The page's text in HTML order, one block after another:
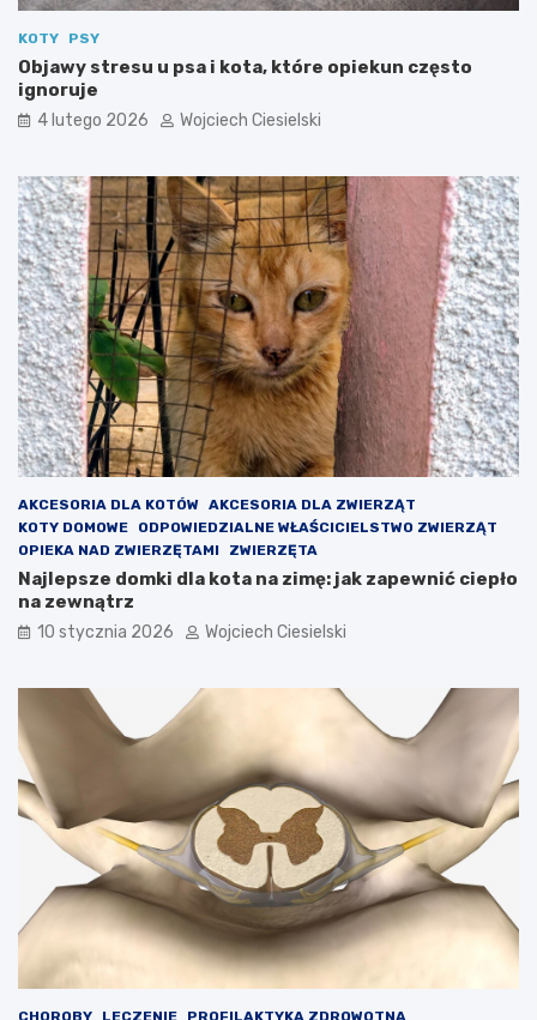
KOTY PSY
Objawy stresu u psa i kota, które opiekun często
ignoruje
4 lutego 2026 Wojciech Ciesielski
AKCESORIA DLA KOTÓW AKCESORIA DLA ZWIERZĄT
KOTY DOMOWE
ODPOWIEDZIALNE WŁAŚCICIELSTWO ZWIERZĄT
OPIEKA NAD ZWIERZĘTAMI
ZWIERZĘTA
Najlepsze domki dla kota na zimę: jak zapewnić ciepło
na zewnątrz
10 stycznia 2026 Wojciech Ciesielski
CHOROBY LECZENIE PROFILAKTYKA ZDROWOTNA